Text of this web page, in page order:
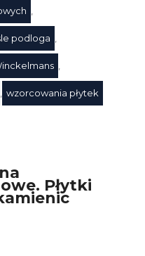
podloga
wzorcowania płytek
Płytki